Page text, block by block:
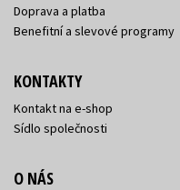
Doprava a platba
Benefitní a slevové programy
KONTAKTY
Kontakt na e-shop
Sídlo společnosti
O NÁS